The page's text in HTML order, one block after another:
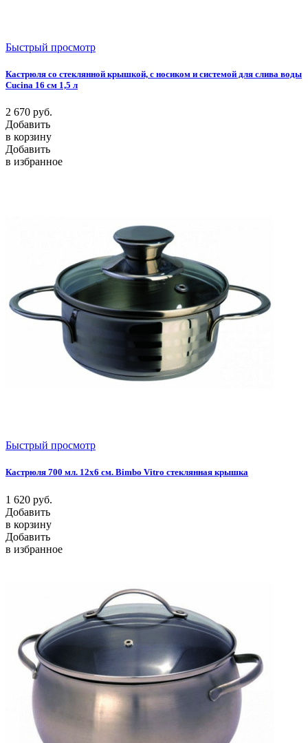
Быстрый просмотр
Кастрюля со стеклянной крышкой, с носиком и системой для слива воды
Cucina 16 см 1,5 л
2 670 руб.
Добавить
в корзину
Добавить
в избранное
Быстрый просмотр
Кастрюля 700 мл. 12х6 см. Bimbo Vitro стеклянная крышка
1 620 руб.
Добавить
в корзину
Добавить
в избранное